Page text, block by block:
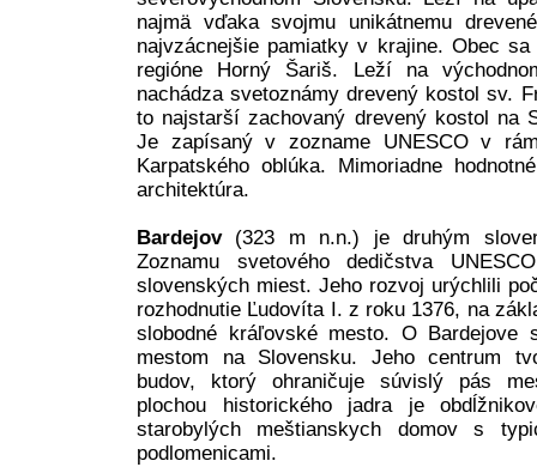
najmä vďaka svojmu unikátnemu
najvzácnejšie pamiatky v krajine. Obec
regióne Horný Šariš. Leží na
nachádza svetoznámy drevený kostol sv.
to najstarší zachovaný drevený kostol na
Je zapísaný v zozname UNESCO v
Karpatského oblúka. Mimoriadne
architektúra.
Bardejov (323 m n.n.) je druhým
Zoznamu svetového dedičstva
slovenských miest. Jeho rozvoj urýchlili
rozhodnutie Ľudovíta I. z roku 1376, na
slobodné kráľovské mesto. O
mestom na Slovensku. Jeho centrum
budov, ktorý ohraničuje súvislý pás
plochou historického jadra je
starobylých meštianskych domov s
podlomenicami.